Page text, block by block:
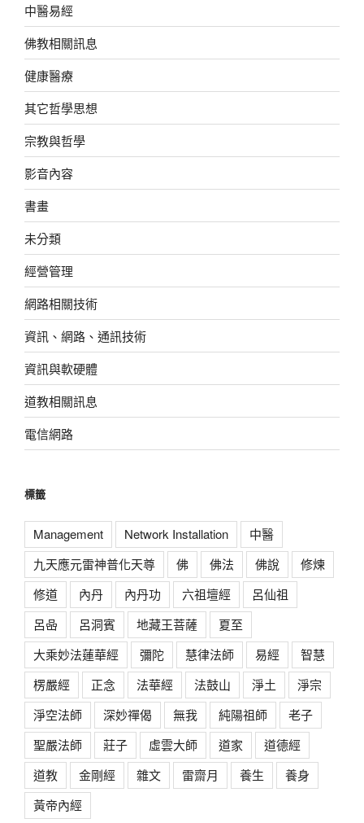
中醫易經
佛教相關訊息
健康醫療
其它哲學思想
宗教與哲學
影音內容
書畫
未分類
經營管理
網路相關技術
資訊、網路、通訊技術
資訊與軟硬體
道教相關訊息
電信網路
標籤
Management Network Installation
中醫
九天應元雷神普化天尊
佛 佛法 佛說
修煉
修道
內丹 內丹功 六祖壇經
呂仙祖
呂喦
呂洞賓 地藏王菩薩
夏至
大乘妙法蓮華經
彌陀 慧律法師 易經
智慧
楞嚴經
正念 法華經 法鼓山 淨土
淨宗
淨空法師
深妙禪偈 無我 純陽祖師
老子
聖嚴法師
莊子 虛雲大師 道家
道德經
道教
金剛經 雜文 雷齋月 養生
養身
黃帝內經